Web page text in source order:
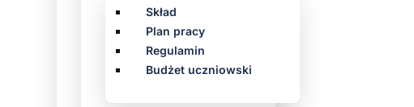
Skład
Plan pracy
Regulamin
Budżet uczniowski